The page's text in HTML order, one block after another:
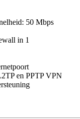
50 Mbps
in 1
en PPTP VPN